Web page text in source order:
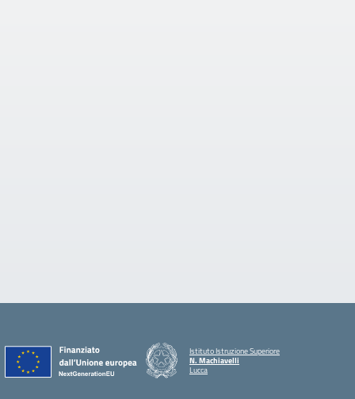
Istituto Istruzione Superiore
N. Machiavelli
Lucca